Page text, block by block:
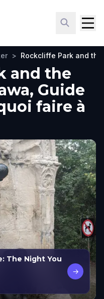
> Rockcliffe Park and
and the
Guide
faire à
The Night You
→